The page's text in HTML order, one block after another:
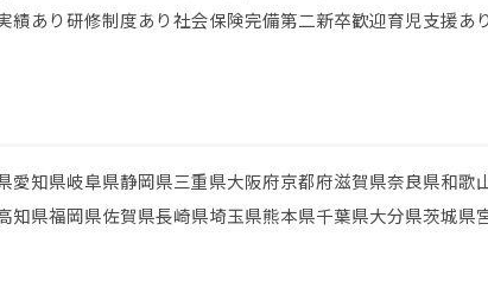
績あり研修制度あり社会保険完備第二新卒歓迎育児支援あり
愛知県岐阜県静岡県三重県大阪府京都府滋賀県奈良県和歌
知県福岡県佐賀県長崎県埼玉県熊本県千葉県大分県茨城県